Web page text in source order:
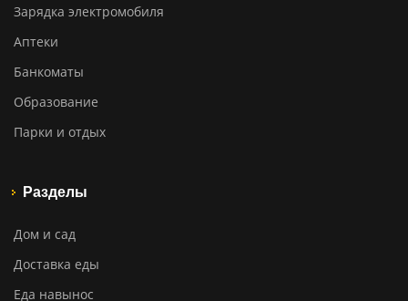
Зарядка электромобиля
Аптеки
Банкоматы
Образование
Парки и отдых
Разделы
Дом и сад
Доставка еды
Еда навынос